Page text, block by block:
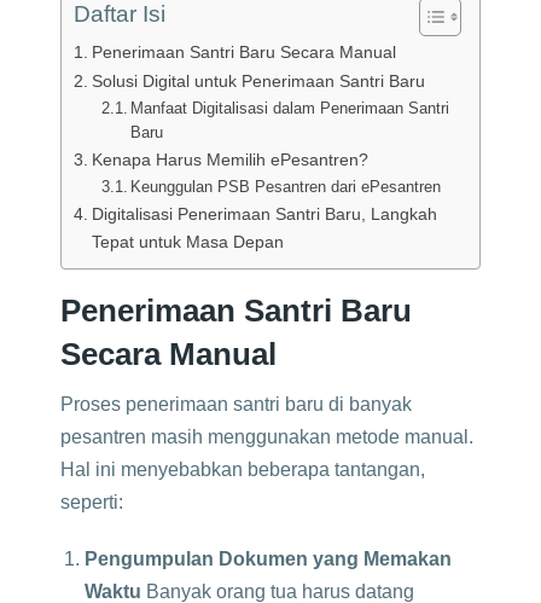
Daftar Isi
Penerimaan Santri Baru Secara Manual
Solusi Digital untuk Penerimaan Santri Baru
Manfaat Digitalisasi dalam Penerimaan Santri
Baru
Kenapa Harus Memilih ePesantren?
Keunggulan PSB Pesantren dari ePesantren
Digitalisasi Penerimaan Santri Baru, Langkah
Tepat untuk Masa Depan
Penerimaan Santri Baru
Secara Manual
Proses penerimaan santri baru di banyak
pesantren masih menggunakan metode manual.
Hal ini menyebabkan beberapa tantangan,
seperti:
Pengumpulan Dokumen yang Memakan
Waktu Banyak orang tua harus datang